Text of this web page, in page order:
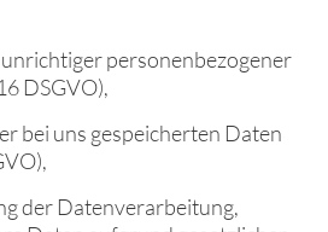
personenbezogener
DSGVO),
bei uns gespeicherten Daten
der Datenverarbeitung,